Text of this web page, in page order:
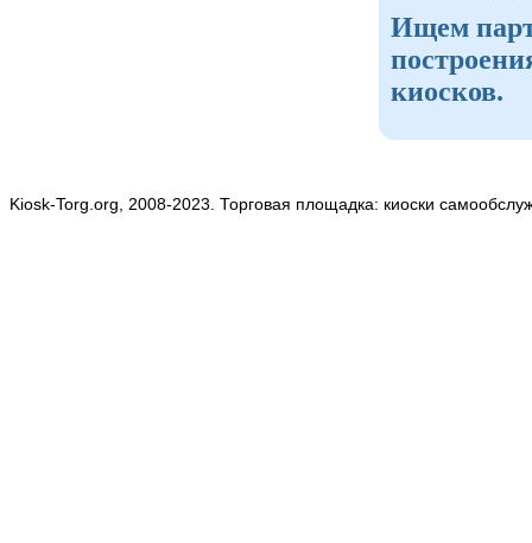
Ищем
киосков.
Kiosk-Torg.org, 2008-2023. Торговая площадка: киоски